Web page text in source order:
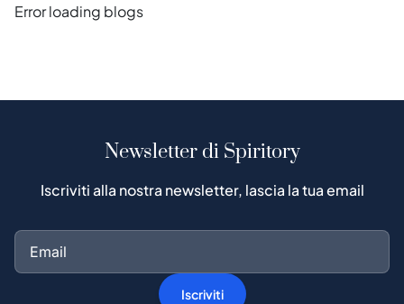
Error loading blogs
Newsletter di Spiritory
Iscriviti alla nostra newsletter, lascia la tua email
Iscriviti